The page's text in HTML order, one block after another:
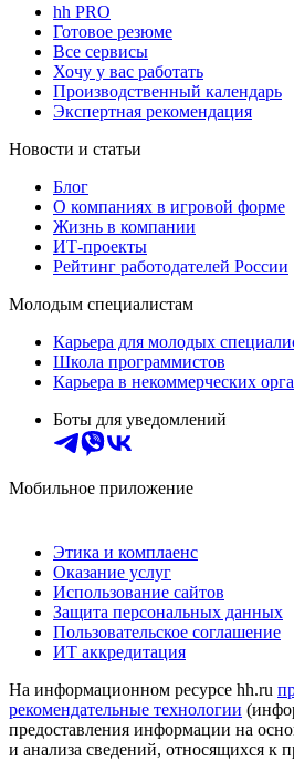
hh PRO
Готовое резюме
Все сервисы
Хочу у вас работать
Производственный календарь
Экспертная рекомендация
Новости и статьи
Блог
О компаниях в игровой форме
Жизнь в компании
ИТ-проекты
Рейтинг работодателей России
Молодым специалистам
Карьера для молодых
Школа программистов
Карьера в некоммерческих
Боты для уведомлений
Мобильное приложение
Этика и комплаенс
Оказание услуг
Использование сайтов
Защита персональных данных
Пользовательское соглашение
ИТ аккредитация
На информационном ресурсе hh.ru
рекомендательные технологии
предоставления информации на
и анализа сведений, относящихся к